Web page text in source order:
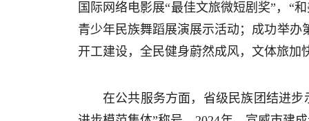
国际网络电影展“最佳文旅微短剧奖”，“
青少年民族舞蹈展演展示活动；成功举
开工建设，全民健身蔚然成风，文体旅加
在公共服务方面，省级民族团结进